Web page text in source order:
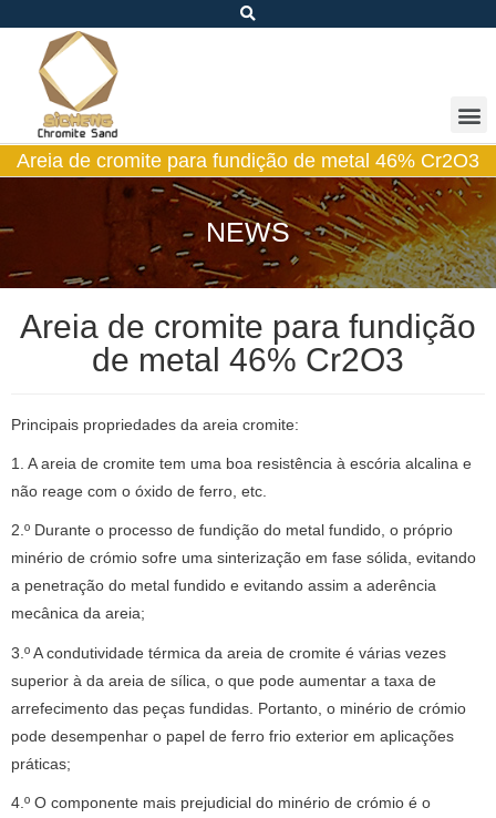
Areia de cromite para fundição de metal 46% Cr2O3
NEWS
Areia de cromite para fundição
de metal 46% Cr2O3
Principais propriedades da areia cromite:
1. A areia de cromite tem uma boa resistência à escória alcalina e
não reage com o óxido de ferro, etc.
2.º Durante o processo de fundição do metal fundido, o próprio
minério de crómio sofre uma sinterização em fase sólida, evitando
a penetração do metal fundido e evitando assim a aderência
mecânica da areia;
3.º A condutividade térmica da areia de cromite é várias vezes
superior à da areia de sílica, o que pode aumentar a taxa de
arrefecimento das peças fundidas. Portanto, o minério de crómio
pode desempenhar o papel de ferro frio exterior em aplicações
práticas;
4.º O componente mais prejudicial do minério de crómio é o